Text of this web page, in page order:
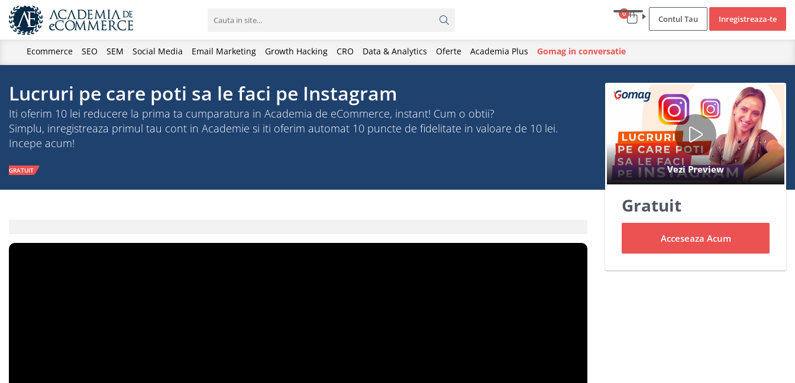
0
Contul Tau Inregistreaza-te
Ecommerce SEO SEM Social Media Email Marketing Growth Hacking CRO Data & Analytics Oferte Academia Plus Gomag in conversatie
Lucruri pe care poti sa le faci pe Instagram
Iti oferim 10 lei reducere la prima ta cumparatura in Academia de eCommerce, instant! Cum o obtii?
Simplu, inregistreaza primul tau cont in Academie si iti oferim automat 10 puncte de fidelitate in valoare de 10 lei.
Incepe acum!
GRATUIT
Gratuit
Acceseaza Acum